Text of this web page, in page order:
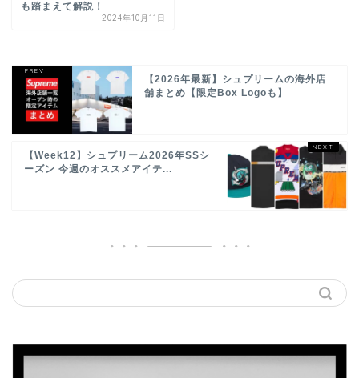
も踏まえて解説！
2024年10月11日
【2026年最新】シュプリームの海外店
舗まとめ【限定Box Logoも】
【Week12】シュプリーム2026年SSシ
ーズン 今週のオススメアイテ...